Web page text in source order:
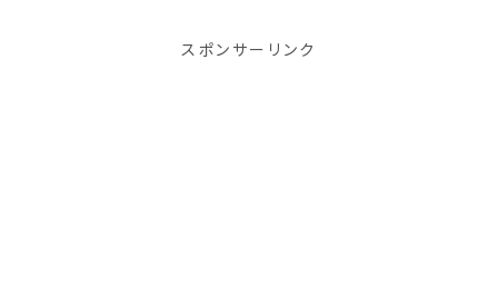
スポンサーリンク